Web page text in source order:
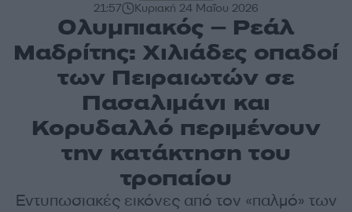
21:57 Κυριακή 24 Μαΐου 2026
Ολυμπιακός – Ρεάλ
Μαδρίτης: Χιλιάδες οπαδοί
των Πειραιωτών σε
Πασαλιμάνι και
Κορυδαλλό περιμένουν
την κατάκτηση του
τροπαίου
Εντυπωσιακές εικόνες από τον «παλμό» των